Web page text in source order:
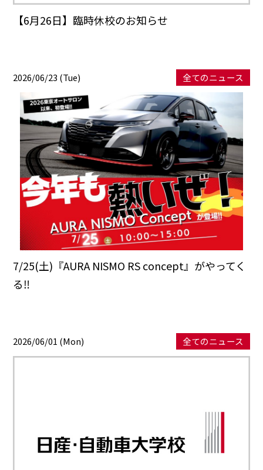
【6月26日】臨時休校のお知らせ
2026/06/23 (Tue) 全てのニュース
7/25(土)『AURA NISMO RS concept』がやってく
る‼
2026/06/01 (Mon) 全てのニュース